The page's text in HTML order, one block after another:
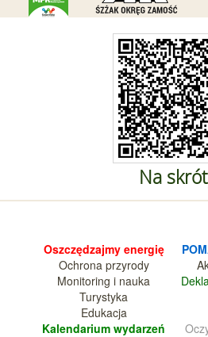
Na
Oszczędzajmy energię
Ochrona przyrody
Monitoring i nauka
Turystyka
Edukacja
Kalendarium wydarzeń